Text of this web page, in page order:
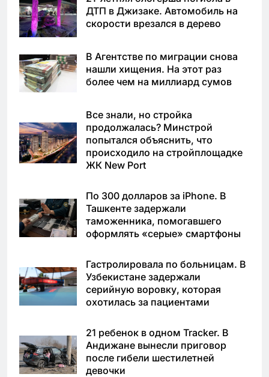
ДТП в Джизаке. Автомобиль на
скорости врезался в дерево
В Агентстве по миграции снова
нашли хищения. На этот раз
более чем на миллиард сумов
Все знали, но стройка
продолжалась? Минстрой
попытался объяснить, что
происходило на стройплощадке
ЖК New Port
По 300 долларов за iPhone. В
Ташкенте задержали
таможенника, помогавшего
оформлять «серые» смартфоны
Гастролировала по больницам. В
Узбекистане задержали
серийную воровку, которая
охотилась за пациентами
21 ребенок в одном Tracker. В
Андижане вынесли приговор
после гибели шестилетней
девочки